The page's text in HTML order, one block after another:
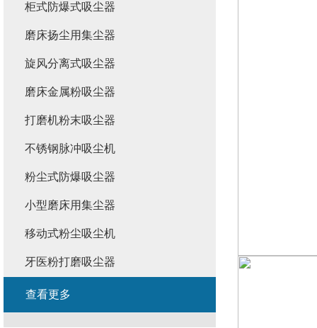
柜式防爆式吸尘器
磨床扬尘用集尘器
旋风分离式吸尘器
磨床金属粉吸尘器
打磨机粉末吸尘器
不锈钢脉冲吸尘机
粉尘式防爆吸尘器
小型磨床用集尘器
移动式粉尘吸尘机
牙医粉打磨吸尘器
查看更多